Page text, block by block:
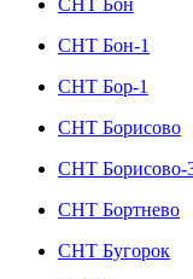
СНТ Бон-1
СНТ Бор-1
СНТ Борисово
СНТ Борисово-
СНТ Бортнево
СНТ Бугорок